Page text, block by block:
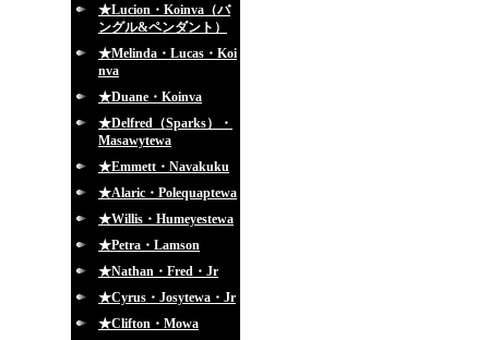
★Lucion・Koinva（バ
ングル&ペンダント）
★Melinda・Lucas・Koi
nva
★Duane・Koinva
★Delfred（Sparks）・
Masawytewa
★Emmett・Navakuku
★Alaric・Polequaptewa
★Willis・Humeyestewa
★Petra・Lamson
★Nathan・Fred・Jr
★Cyrus・Josytewa・Jr
★Clifton・Mowa